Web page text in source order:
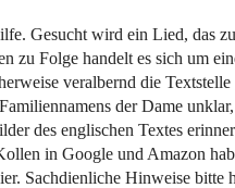
Gesucht wird ein Lied, das
zu Folge handelt es sich um
veralbernd die Textstelle
der Dame
des englischen Textes
in Google und Amazon
Sachdienliche Hinweise bitte